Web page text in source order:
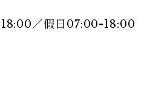
／假日07:00-18:00